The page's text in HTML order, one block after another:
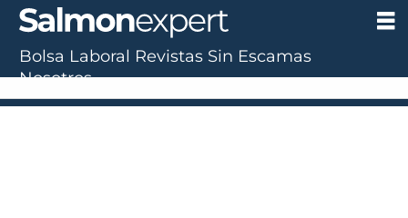
Bolsa Laboral Revistas Sin Escamas
Nosotros